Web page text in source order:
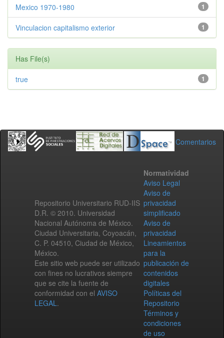
1
Mexico 1970-1980
1
Vinculacion capitalismo exterior
Has File(s)
1
true
Comentarios
Repositorio Universitario RUD-IIS
D.R. © 2010. Universidad
Nacional Autónoma de México.
Ciudad Universitaria, Coyoacán,
C. P. 04510, Ciudad de México,
México.
Este sitio web puede ser utilizado
con fines no lucrativos siempre
que se cite la fuente de
conformidad con el AVISO
LEGAL.
Normatividad
Aviso Legal
Aviso de
privacidad
simplificado
Aviso de
privacidad
Lineamientos
para la
publicación de
contenidos
digitales
Políticas del
Repositorio
Términos y
condiciones
de uso